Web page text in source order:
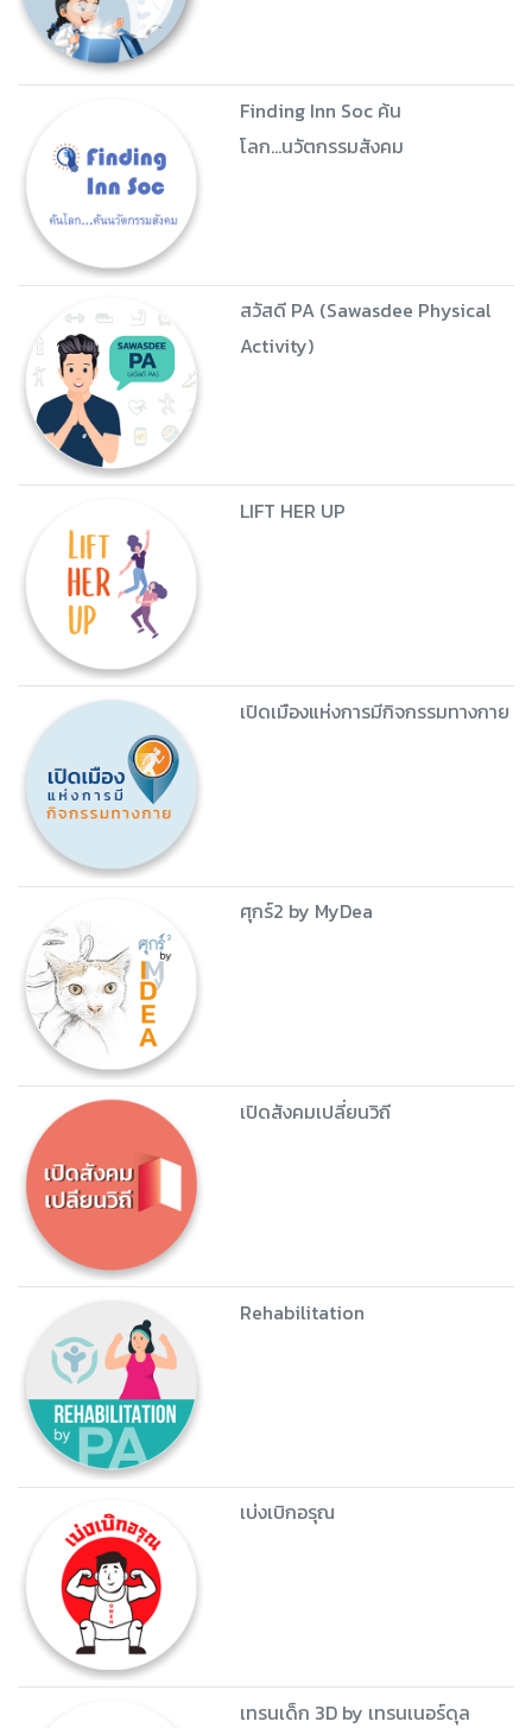
Finding Inn Soc ค้น
โลก...นวัตกรรมสังคม
สวัสดี PA (Sawasdee Physical
Activity)
LIFT HER UP
เปิดเมืองแห่งการมีกิจกรรมทางกาย
ศุกร์2 by MyDea
เปิดสังคมเปลี่ยนวิถี
Rehabilitation
เบ่งเบิกอรุณ
เทรนเด็ก 3D by เทรนเนอร์ดุล